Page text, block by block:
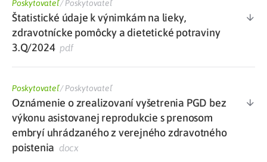
Poskytovateľ/Poskytovateľ
Štatistické údaje k výnimkám na lieky,
zdravotnícke pomôcky a dietetické potraviny
3.Q/2024pdf
Poskytovateľ/Poskytovateľ
Oznámenie o zrealizovaní vyšetrenia PGD bez
výkonu asistovanej reprodukcie s prenosom
embryí uhrádzaného z verejného zdravotného
poistenia docx